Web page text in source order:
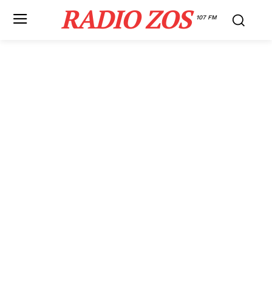
RADIO ZOS 107 FM